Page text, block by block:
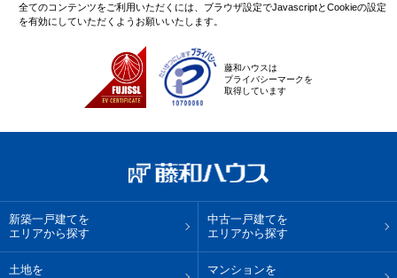
全てのコンテンツをご利用いただくには、ブラウザ設定でJavascriptとCookieの設定
を有効にしていただくようお願いいたします。
藤和ハウスは
プライバシーマークを
取得しています
新築一戸建てを
エリアから探す
中古一戸建てを
エリアから探す
土地を
マンションを